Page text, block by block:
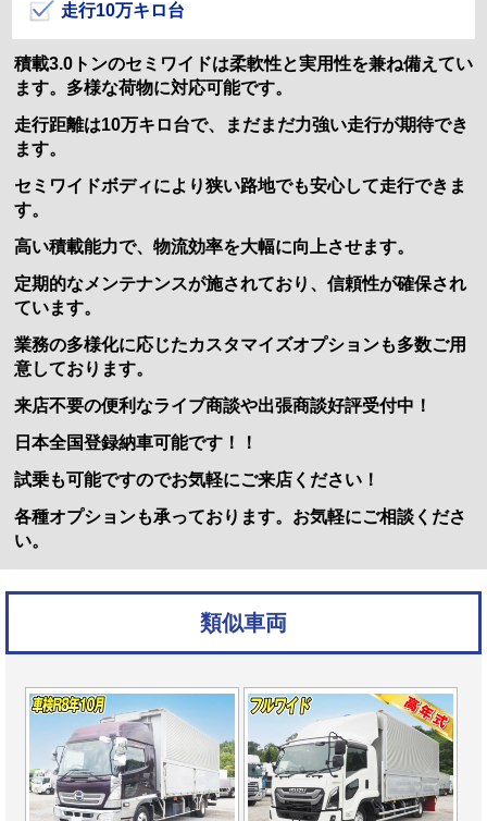
走行10万キロ台
積載3.0トンのセミワイドは柔軟性と実用性を兼ね備えてい
ます。多様な荷物に対応可能です。
走行距離は10万キロ台で、まだまだ力強い走行が期待でき
ます。
セミワイドボディにより狭い路地でも安心して走行できま
す。
高い積載能力で、物流効率を大幅に向上させます。
定期的なメンテナンスが施されており、信頼性が確保され
ています。
業務の多様化に応じたカスタマイズオプションも多数ご用
意しております。
来店不要の便利なライブ商談や出張商談好評受付中！
日本全国登録納車可能です！！
試乗も可能ですのでお気軽にご来店ください！
各種オプションも承っております。お気軽にご相談くださ
い。
類似車両